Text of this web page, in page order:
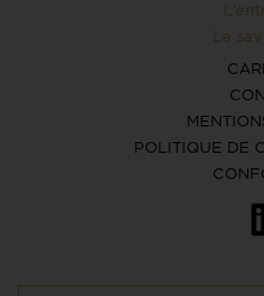
Le
POLITIQUE DE